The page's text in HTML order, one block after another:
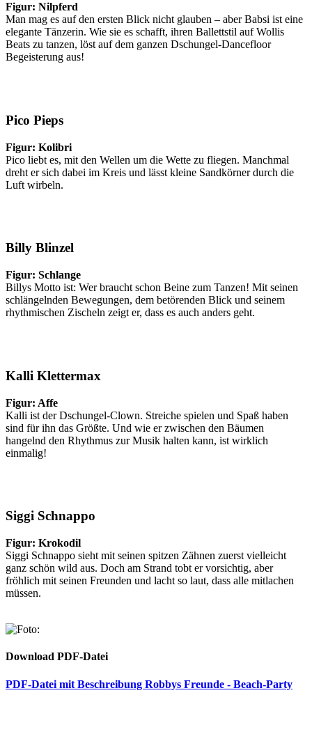
Figur: Nilpferd
Man mag es auf den ersten Blick nicht glauben – aber Babsi ist eine
elegante Tänzerin. Wie sie es schafft, ihren Ballettstil auf Wollis
Beats zu tanzen, löst auf dem ganzen Dschungel-Dancefloor
Begeisterung aus!
Pico Pieps
Figur: Kolibri
Pico liebt es, mit den Wellen um die Wette zu fliegen. Manchmal
dreht er sich dabei im Kreis und lässt kleine Sandkörner durch die
Luft wirbeln.
Billy Blinzel
Figur: Schlange
Billys Motto ist: Wer braucht schon Beine zum Tanzen! Mit seinen
schlängelnden Bewegungen, dem betörenden Blick und seinem
rhythmischen Zischeln zeigt er, dass es auch anders geht.
Kalli Klettermax
Figur: Affe
Kalli ist der Dschungel-Clown. Streiche spielen und Spaß haben
sind für ihn das Größte. Und wie er zwischen den Bäumen
hangelnd den Rhythmus zur Musik halten kann, ist wirklich
einmalig!
Siggi Schnappo
Figur: Krokodil
Siggi Schnappo sieht mit seinen spitzen Zähnen zuerst vielleicht
ganz schön wild aus. Doch am Strand tobt er vorsichtig, aber
fröhlich mit seinen Freunden und lacht so laut, dass alle mitlachen
müssen.
Download PDF-Datei
PDF-Datei mit Beschreibung Robbys Freunde - Beach-Party